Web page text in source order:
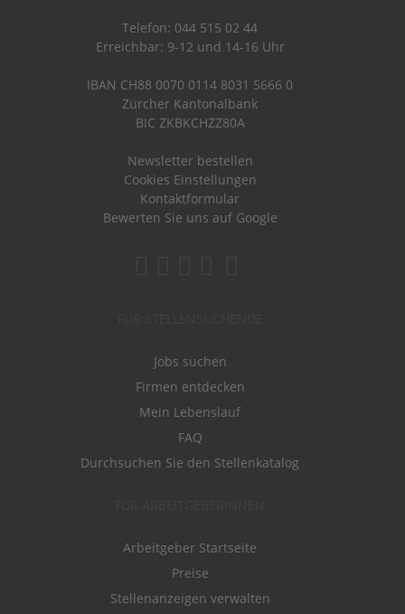
Telefon: 044 515 02 44
Erreichbar: 9-12 und 14-16 Uhr
IBAN CH88 0070 0114 8031 5666 0
Zürcher Kantonalbank
BIC ZKBKCHZZ80A
Newsletter bestellen
Cookies Einstellungen
Kontaktformular
Bewerten Sie uns auf Google
Jobs suchen
Firmen entdecken
Mein Lebenslauf
FAQ
Durchsuchen Sie den Stellenkatalog
Arbeitgeber Startseite
Preise
Stellenanzeigen verwalten